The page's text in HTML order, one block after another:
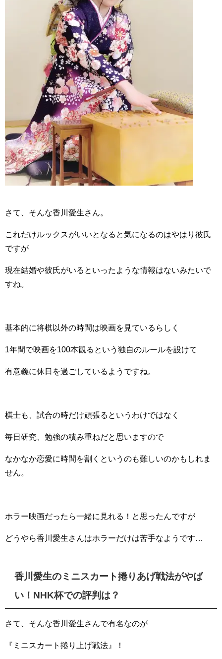
さて、そんな香川愛生さん。
これだけルックスがいいとなると気になるのはやはり彼氏
ですが
現在結婚や彼氏がいるといったような情報はないみたいで
すね。
基本的に将棋以外の時間は映画を見ているらしく
1年間で映画を100本観るという独自のルールを設けて
有意義に休日を過ごしているようですね。
棋士も、試合の時だけ頑張るというわけではなく
毎日研究、勉強の積み重ねだと思いますので
なかなか恋愛に時間を割くというのも難しいのかもしれま
せん。
ホラー映画だったら一緒に見れる！と思ったんですが
どうやら香川愛生さんはホラーだけは苦手なようです…
香川愛生のミニスカート捲りあげ戦法がやば
い！NHK杯での評判は？
さて、そんな香川愛生さんで有名なのが
『ミニスカート捲り上げ戦法』！